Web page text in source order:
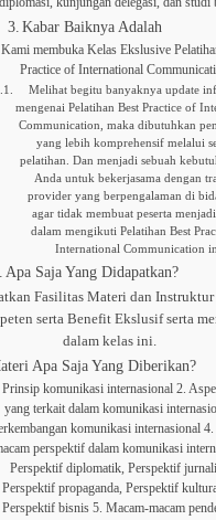
Kabar Baiknya Adalah
Kami membuka Kelas Ekslusive
Practice of International
Melihat begitu banyaknya update
mengenai Pelatihan Best Practice of
Communication, maka dibutuhkan
yang lebih komprehensif melalui
pelatihan. Dan menjadi sebuah
Anda untuk bekerjasama dengan
provider yang berpengalaman di
agar tidak membuat peserta
dalam mengikuti Pelatihan Best
International Communication
Apa Saja Yang Didapatkan?
Fasilitas Materi dan Instruktur
serta Benefit Ekslusif serta
dalam kelas ini.
Apa Saja Yang Diberikan?
Prinsip komunikasi internasional 2.
yang terkait dalam komunikasi
komunikasi internasional
perspektif dalam komunikasi
Perspektif diplomatik, Perspektif
Perspektif propaganda, Perspektif
Perspektif bisnis 5. Macam-macam